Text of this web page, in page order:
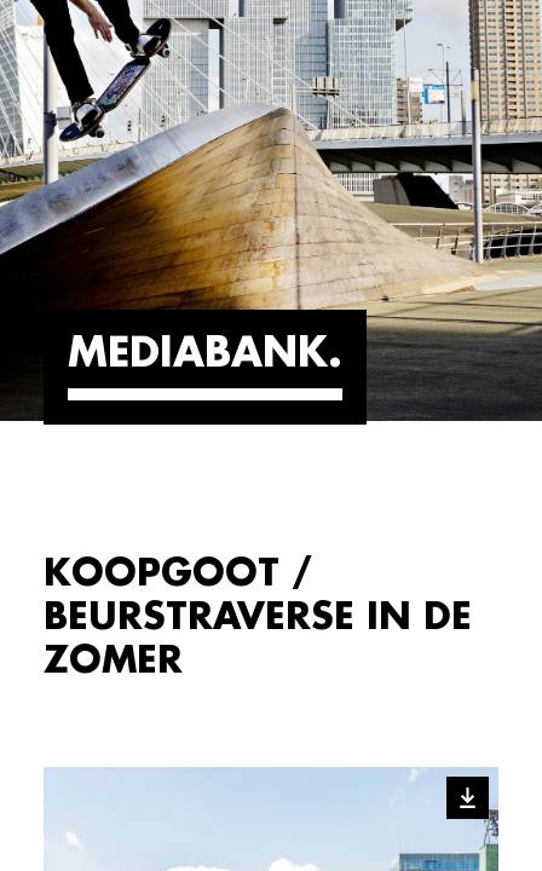
MEDIABANK
KOOPGOOT /
BEURSTRAVERSE IN DE
ZOMER